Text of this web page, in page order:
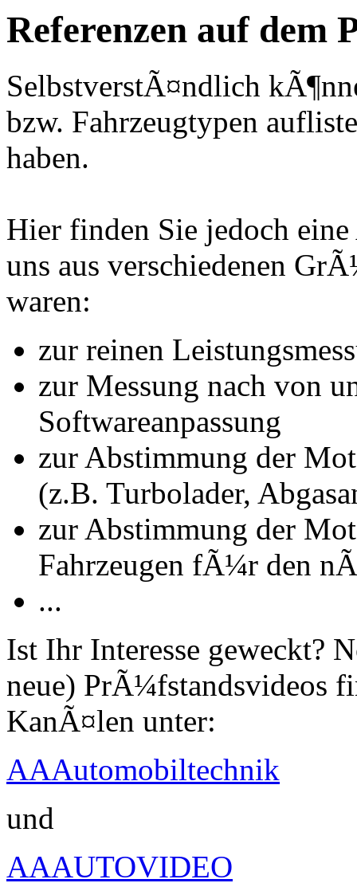
Referenzen auf dem
SelbstverstÃ¤ndlich
bzw. Fahrzeugtypen
haben.
Hier finden Sie jedoch
uns aus verschiedenen
waren:
zur reinen
zur Messung nach von
Softwareanpassung
zur Abstimmung der
(z.B. Turbolader,
zur Abstimmung der
Fahrzeugen fÃ¼r den
...
Ist Ihr Interesse geweckt?
neue) PrÃ¼fstandsvideos
KanÃ¤len unter:
AAAutomobiltechnik
und
AAAUTOVIDEO